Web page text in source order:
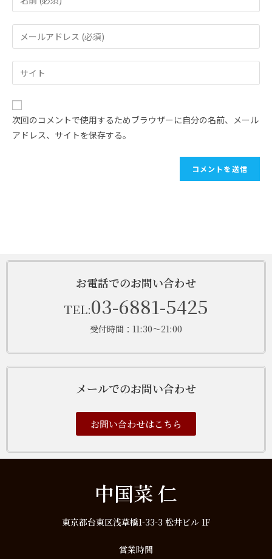
次回のコメントで使用するためブラウザーに自分の名前、メール
アドレス、サイトを保存する。
お電話でのお問い合わせ
TEL:03-6881-5425
受付時間：11:30～21:00
メールでのお問い合わせ
お問い合わせはこちら
中国菜 仁
東京都台東区浅草橋1-33-3 松井ビル 1F
営業時間